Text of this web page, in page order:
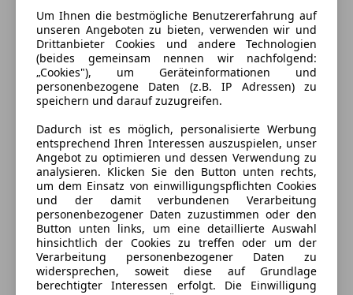
Energieverbrauch
Kraftstoff
Elektro
CO₂-Emissionen
0 g/km (komb.)
Um Ihnen die bestmögliche Benutzererfahrung auf
unseren Angeboten zu bieten, verwenden wir und
Drittanbieter Cookies und andere Technologien
(beides gemeinsam nennen wir nachfolgend:
„Cookies"), um Geräteinformationen und
personenbezogene Daten (z.B. IP Adressen) zu
speichern und darauf zuzugreifen.
Dadurch ist es möglich, personalisierte Werbung
entsprechend Ihren Interessen auszuspielen, unser
Angebot zu optimieren und dessen Verwendung zu
analysieren. Klicken Sie den Button unten rechts,
um dem Einsatz von einwilligungspflichten Cookies
und der damit verbundenen Verarbeitung
personenbezogener Daten zuzustimmen oder den
Button unten links, um eine detaillierte Auswahl
hinsichtlich der Cookies zu treffen oder um der
Verarbeitung personenbezogener Daten zu
widersprechen, soweit diese auf Grundlage
berechtigter Interessen erfolgt. Die Einwilligung